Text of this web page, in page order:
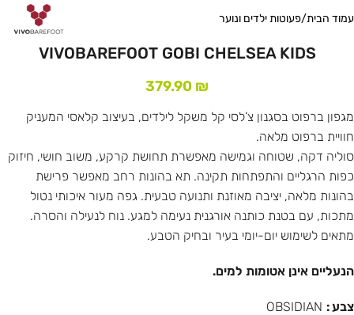
עמוד הבית/פעוטות ילדים ונוער
VIVOBAREFOOT GOBI CHELSEA KIDS
379.90 ₪
מגפון ברפוט בסגנון צ’לסי קל משקל לילדים, בעיצוב קלאסי המעניק
חוויית ברפוט מלאה.
סוליה דקה, שטוחה וגמישה מאפשרת תחושת קרקע, משוב חושי, חיזוק
כפות הרגליים והתפתחות תקינה. תא בהונות רחב מאפשר פרישת
בהונות מלאה, יציבה מאוזנת ותנועה טבעית. גפה מעור איכותי נטול
מתכות, עם בטנת כותנה אורגנית נעימה למגע. נוח לנעילה והסרה.
מתאים לשימוש יום-יומי בעיר ובחיק הטבע.
הנעליים אינן אטומות למים.
צבע OBSIDIAN